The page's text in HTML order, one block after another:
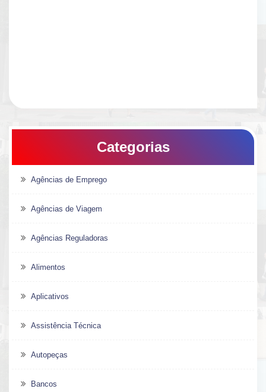
Categorias
Agências de Emprego
Agências de Viagem
Agências Reguladoras
Alimentos
Aplicativos
Assistência Técnica
Autopeças
Bancos